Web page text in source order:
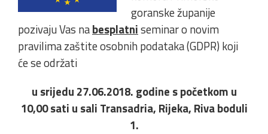
goranske županije
pozivaju Vas nabesplatniseminar o novim
pravilima zaštite osobnih podataka (GDPR) koji
će se održati
u srijedu 27.06.2018. godine s početkom u
10,00 sati u sali Transadria, Rijeka, Riva boduli
1.